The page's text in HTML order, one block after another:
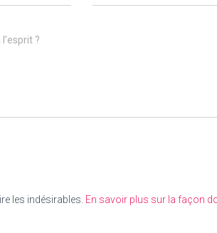
?
les indésirables. En savoir plus sur la façon